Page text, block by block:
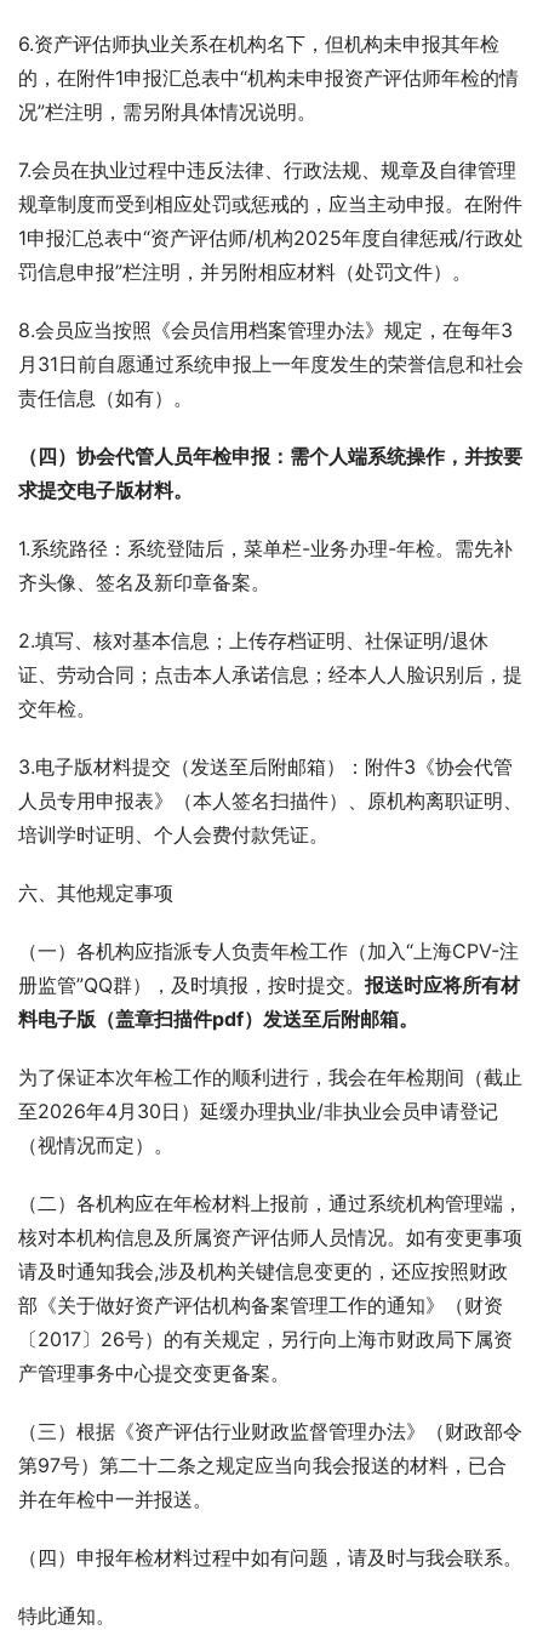
6.资产评估师执业关系在机构名下，但机构未申报其年检
的，在附件1申报汇总表中“机构未申报资产评估师年检的情
况”栏注明，需另附具体情况说明。
7.会员在执业过程中违反法律、行政法规、规章及自律管理
规章制度而受到相应处罚或惩戒的，应当主动申报。在附件
1申报汇总表中“资产评估师/机构2025年度自律惩戒/行政处
罚信息申报”栏注明，并另附相应材料（处罚文件）。
8.会员应当按照《会员信用档案管理办法》规定，在每年3
月31日前自愿通过系统申报上一年度发生的荣誉信息和社会
责任信息（如有）。
（四）协会代管人员年检申报：需个人端系统操作，并按要
求提交电子版材料。
1.系统路径：系统登陆后，菜单栏-业务办理-年检。需先补
齐头像、签名及新印章备案。
2.填写、核对基本信息；上传存档证明、社保证明/退休
证、劳动合同；点击本人承诺信息；经本人人脸识别后，提
交年检。
3.电子版材料提交（发送至后附邮箱）：附件3《协会代管
人员专用申报表》（本人签名扫描件）、原机构离职证明、
培训学时证明、个人会费付款凭证。
六、其他规定事项
（一）各机构应指派专人负责年检工作（加入“上海CPV-注
册监管”QQ群），及时填报，按时提交。 报送时应将所有材
料电子版（盖章扫描件pdf）发送至后附邮箱。
为了保证本次年检工作的顺利进行，我会在年检期间（截止
至2026年4月30日）延缓办理执业/非执业会员申请登记
（视情况而定）。
（二）各机构应在年检材料上报前，通过系统机构管理端，
核对本机构信息及所属资产评估师人员情况。如有变更事项
请及时通知我会,涉及机构关键信息变更的，还应按照财政
部《关于做好资产评估机构备案管理工作的通知》（财资
〔2017〕26号）的有关规定，另行向上海市财政局下属资
产管理事务中心提交变更备案。
（三）根据《资产评估行业财政监督管理办法》（财政部令
第97号）第二十二条之规定应当向我会报送的材料，已合
并在年检中一并报送。
（四）申报年检材料过程中如有问题，请及时与我会联系。
特此通知。